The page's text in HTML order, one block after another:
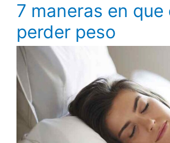
7 maneras en
perder peso